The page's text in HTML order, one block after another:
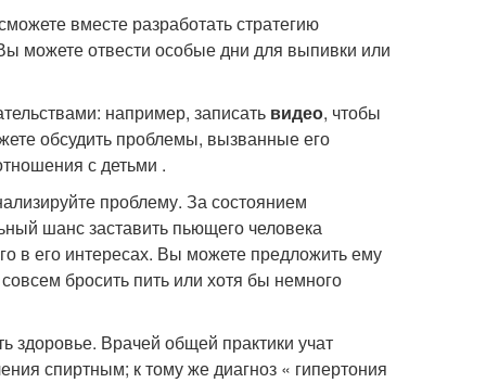
вместе разработать стратегию
можете отвести особые дни для выпивки или
например, записать видео, чтобы
обсудить проблемы, вызванные его
с детьми .
проблему. За состоянием
шанс заставить пьющего человека
в его интересах. Вы можете предложить ему
бросить пить или хотя бы немного
здоровье. Врачей общей практики учат
спиртным; к тому же диагноз « гипертония